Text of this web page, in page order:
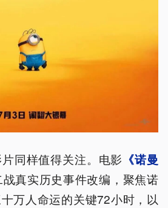
同样值得关注。电影 《诺曼
战真实历史事件改编，聚焦诺
万人命运的关键72小时，以